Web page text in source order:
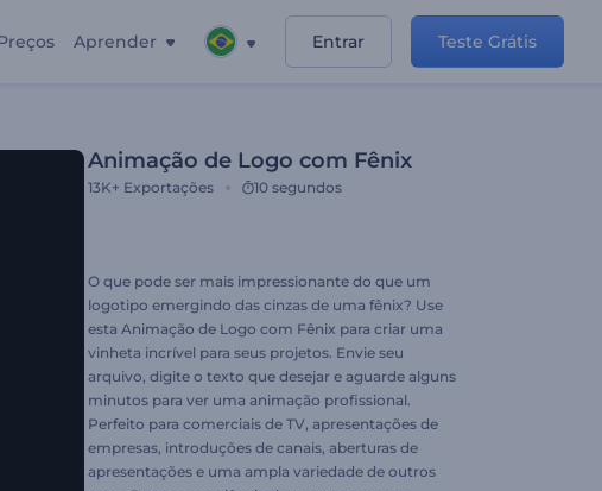
Aprender Entrar Teste Grátis
Animação de Logo com Fênix
13K+ Exportações 10 segundos
O que pode ser mais impressionante do que um
logotipo emergindo das cinzas de uma fênix? Use
esta Animação de Logo com Fênix para criar uma
vinheta incrível para seus projetos. Envie seu
arquivo, digite o texto que desejar e aguarde alguns
minutos para ver uma animação profissional.
Perfeito para comerciais de TV, apresentações de
empresas, introduções de canais, aberturas de
apresentações e uma ampla variedade de outros